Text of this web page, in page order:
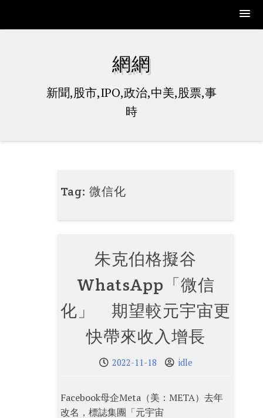
網網
新聞,股市,IPO,政治,中美,股票,事
時
Tag:微信化
朱克伯格擬谷
WhatsApp「微信
化」 期望較元宇宙更
快帶來收入增長
2022-11-18 idle
Facebook母企Meta（美：META）去年
改名，標誌集團「元宇宙